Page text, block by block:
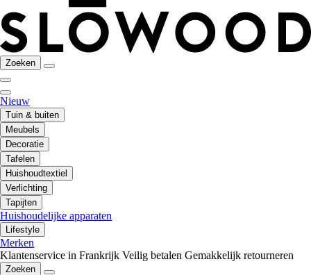
Zoeken
Nieuw
Tuin & buiten
Meubels
Decoratie
Tafelen
Huishoudtextiel
Verlichting
Tapijten
Huishoudelijke apparaten
Lifestyle
Merken
Klantenservice in Frankrijk Veilig betalen Gemakkelijk retourneren
Zoeken